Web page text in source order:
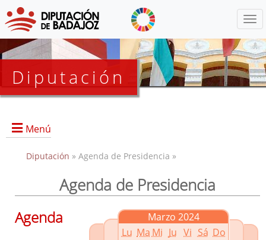
Diputación
Menú
Presidencia
Grupos Políticos
Diputación » Agenda de Presidencia »
Agenda de Presidencia
Marzo 2024
Lu Ma Mi Ju Vi Sá Do
Agenda